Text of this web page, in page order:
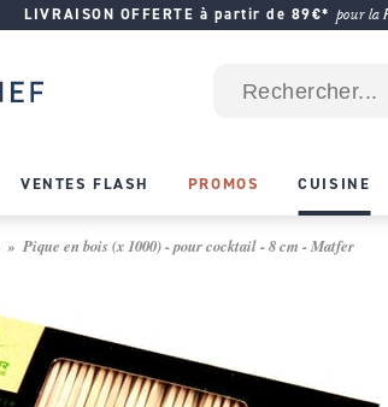
LIVRAISON OFFERTE à partir de 89€* pour la
VENTES FLASH PROMOS CUISINE
Pique en bois (x 1000) - pour cocktail - 8 cm - Matfer